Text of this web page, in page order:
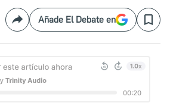
CompartirAñade El Debate en Save